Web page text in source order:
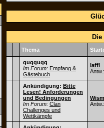
Thema
guggugg
Im Forum: Empfang &
Gästebuch
laffi
Ankündigung: Bitte
Lesen! Anforderungen
und Bedingungen
Im Forum: Clan
Challenges und
Wettkämpfe